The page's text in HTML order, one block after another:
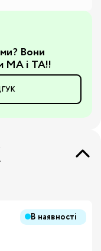
Вони
МА і ТА!!
В наявності